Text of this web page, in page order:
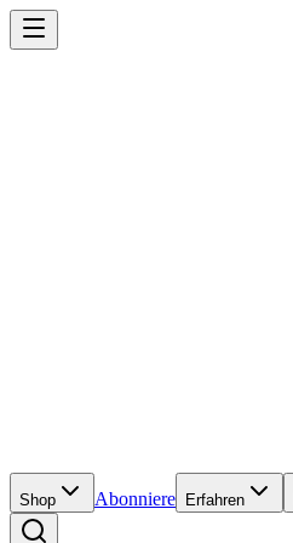
Shop Abonniere Erfahren